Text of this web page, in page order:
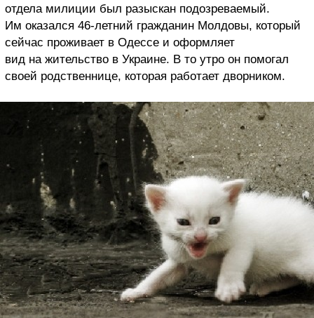
отдела милиции был разыскан подозреваемый.
Им оказался 46-летний гражданин Молдовы, который
сейчас проживает в Одессе и оформляет
вид на жительство в Украине. В то утро он помогал
своей родственнице, которая работает дворником.